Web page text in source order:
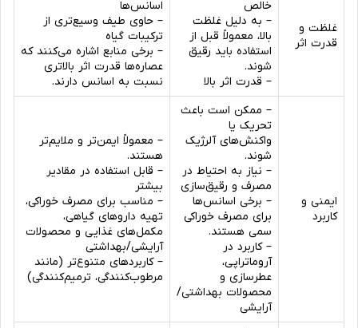
غلظت و
قدرت اثر
خالص
– به دلیل غلظت
بالا، معمولاً قبل از
استفاده باید رقیق
شوند.
– قدرت اثر بالا
اسانس‌ها
– حاوی طیف وسیع‌تری از
ترکیبات گیاه
– برخی منابع اشاره می‌کنند که
عصاره‌ها قدرت اثر بالاتری
نسبت به اسانس دارند.
ایمنی و
کاربرد
– ممکن است باعث
تحریک یا
واکنش‌های آلرژیک
شوند.
– نیاز به احتیاط در
مصرف و رقیق‌سازی
– برخی اسانس‌ها
برای مصرف خوراکی
سمی هستند.
– کاربرد در
آروماتراپی،
عطرسازی و
محصولات بهداشتی/
آرایشی
– معمولاً ایمن‌تر و ملایم‌تر
هستند.
– قابل استفاده در مقادیر
بیشتر
– مناسب برای مصرف خوراکی،
تهیه داروهای گیاهی،
مکمل‌های غذایی و محصولات
آرایشی/بهداشتی
– کاربردهای متنوع‌تر (مانند
مرطوب‌کنندگی، ترمیم‌کنندگی)